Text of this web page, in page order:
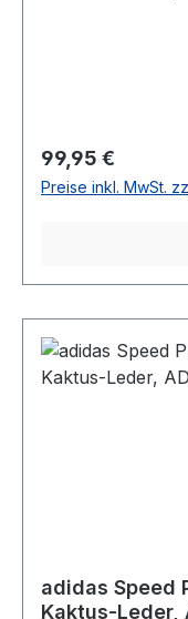
Regulärer Preis:
99,95 €
Preise inkl. MwSt.
adidas Speed
Kaktus-Leder,